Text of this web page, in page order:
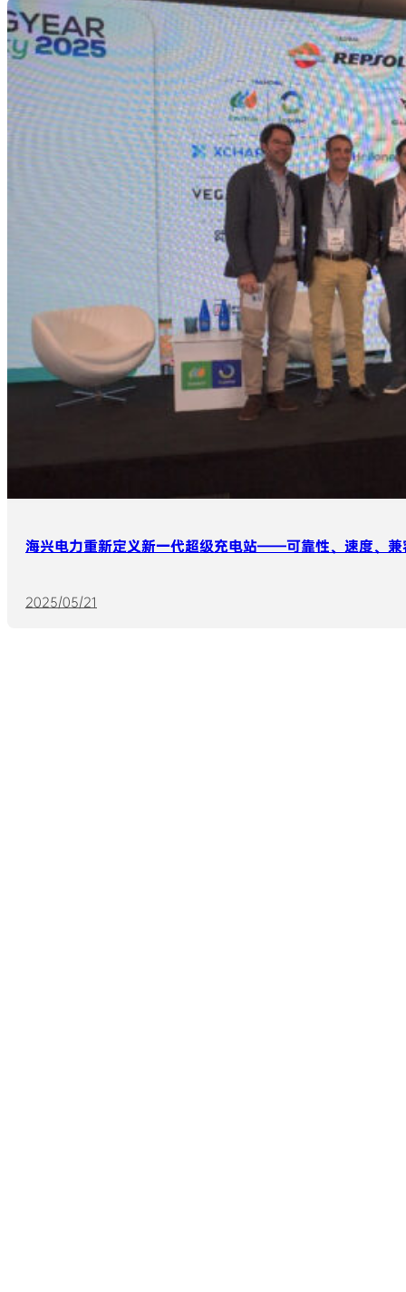
海兴电力重新定义新一代超级充电站——可靠性、速度、兼
2025/05/21